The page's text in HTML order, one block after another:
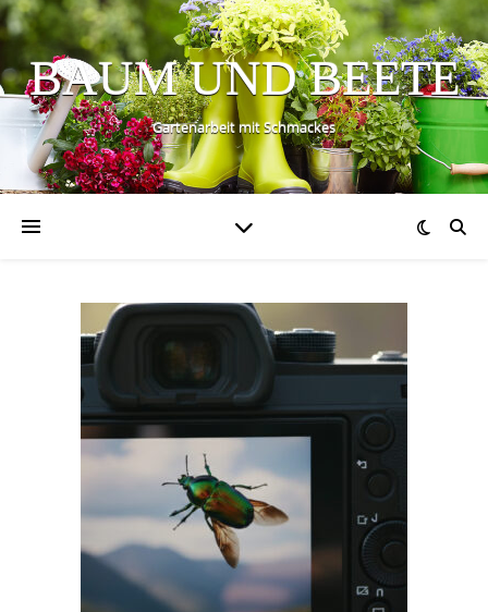
BAUM UND BEETE
Gartenarbeit mit Schmackes